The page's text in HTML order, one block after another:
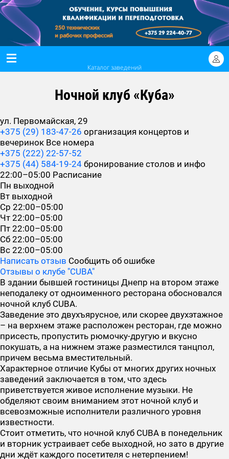
Каталог заведений
Ночной клуб «Куба»
ул. Первомайская, 29
+375 (29) 183-47-26 организация концертов и
вечеринок Все номера
+375 (222) 22-57-52
+375 (44) 584-19-24 бронирование столов и инфо
22:00–05:00 Расписание
Пн выходной
Вт выходной
Ср 22:00–05:00
Чт 22:00–05:00
Пт 22:00–05:00
Сб 22:00–05:00
Вс 22:00–05:00
Написать отзыв Сообщить об ошибке
Отзывы о клубе "CUBA"
В здании бывшей гостиницы Днепр на втором этаже
неподалеку от одноименного ресторана обосновался
ночной клуб CUBA.
Заведение это двухъярусное, или скорее двухэтажное
– на верхнем этаже расположен ресторан, где можно
присесть, пропустить рюмочку-другую и вкусно
покушать, а на нижнем этаже разместился танцпол,
причем весьма вместительный.
Характерное отличие Кубы от многих других ночных
заведений заключается в том, что здесь
приветствуется живое исполнение музыки. Не
обделяют своим вниманием этот ночной клуб и
всевозможные исполнители различного уровня
известности.
Стоит отметить, что ночной клуб CUBA в понедельник
и вторник устраивает себе выходной, но зато в другие
дни ждёт каждого посетителя с нетерпением!